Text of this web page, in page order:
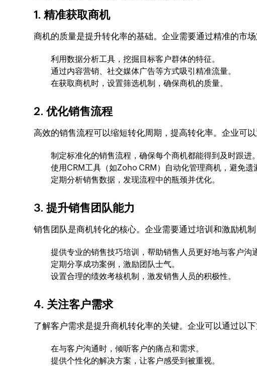
1.精准获取商机
商机的质量是提升转化率的基础。企业需要通过精准的市
利用数据分析工具，挖掘目标客户群体的特征。
通过内容营销、社交媒体广告等方式吸引精准流量。
在获取商机时，设置筛选机制，确保商机的质量。
2.优化销售流程
高效的销售流程可以缩短转化周期，提高转化率。企业可
制定标准化的销售流程，确保每个商机都能得到及时跟进。
使用CRM工具（如Zoho CRM）自动化管理商机，避免遗
定期分析销售数据，发现流程中的瓶颈并优化。
3.提升销售团队能力
销售团队是商机转化的核心。企业需要通过培训和激励机
提供专业的销售技巧培训，帮助销售人员更好地与客户沟
定期分享成功案例，激励团队士气。
设置合理的绩效考核机制，激发销售人员的积极性。
4. 关注客户需求
了解客户需求是提升商机转化率的关键。企业可以通过以
在与客户沟通时，倾听客户的痛点和需求。
提供个性化的解决方案，让客户感受到被重视。